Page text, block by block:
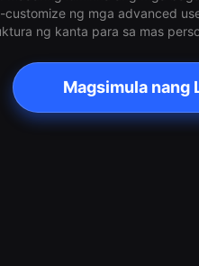
ng mga advanced
ng kanta para sa mas
Magsimula nang